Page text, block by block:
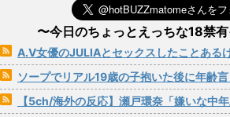
〜今日のちょっとえっちな18禁
A.V女優のJULIAとセックスしたことある
ソープでリアル19歳の子抱いた後に年齢
【5ch/海外の反応】瀬戸環奈「嫌いな中年上司と相部屋」5ch「堕ちるの